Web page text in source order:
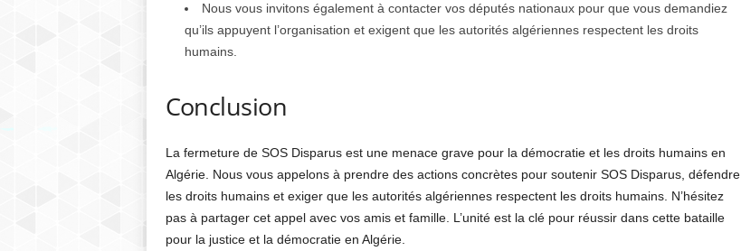
Nous vous invitons également à contacter vos députés nationaux pour que vous demandiez
qu’ils appuyent l’organisation et exigent que les autorités algériennes respectent les droits
humains.
Conclusion
La fermeture de SOS Disparus est une menace grave pour la démocratie et les droits humains en
Algérie. Nous vous appelons à prendre des actions concrètes pour soutenir SOS Disparus, défendre
les droits humains et exiger que les autorités algériennes respectent les droits humains. N’hésitez
pas à partager cet appel avec vos amis et famille. L’unité est la clé pour réussir dans cette bataille
pour la justice et la démocratie en Algérie.